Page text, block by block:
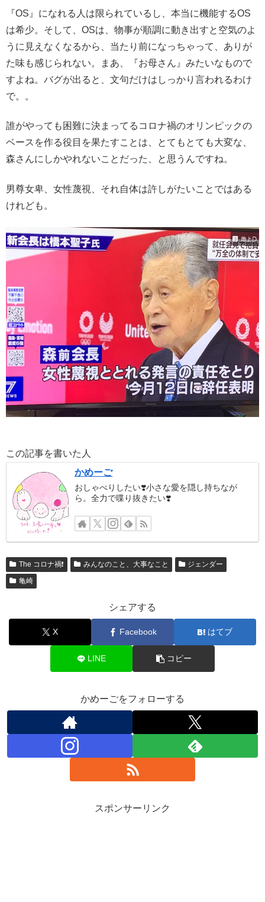
『OS』になれる人は限られているし、本当に機能するOS
は希少。そして、OSは、物事が順調に動き出すと空気のよ
うに見えなくなるから、当たり前になっちゃって、ありが
た味も感じられない。まあ、『お母さん』みたいなもので
すよね。バグが出ると、文句だけはしっかり言われるわけ
で。。
誰がやっても困難に決まってるコロナ禍のオリンピックの
ベースを作る役目を果たすことは、とてもとても大変な、
森さんにしかやれないことだった、と思うんですね。
男尊女卑、女性蔑視、それ自体は許しがたいことではある
けれども。
この記事を書いた人
かめーご
おしゃべりしたい❣️小さな愛を隠し持ちなが
ら。全力で喋り抜きたい❣️
The コロナ禍❗️ みんなのこと、大事なこと
ジェンダー
亀崎
シェアする
X Facebook はてブ
LINE コピー
かめーごをフォローする
スポンサーリンク